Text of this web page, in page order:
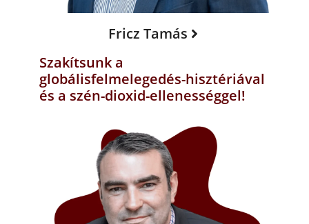
Fricz Tamás
Szakítsunk a
globálisfelmelegedés-hisztériával
és a szén-dioxid-ellenességgel!